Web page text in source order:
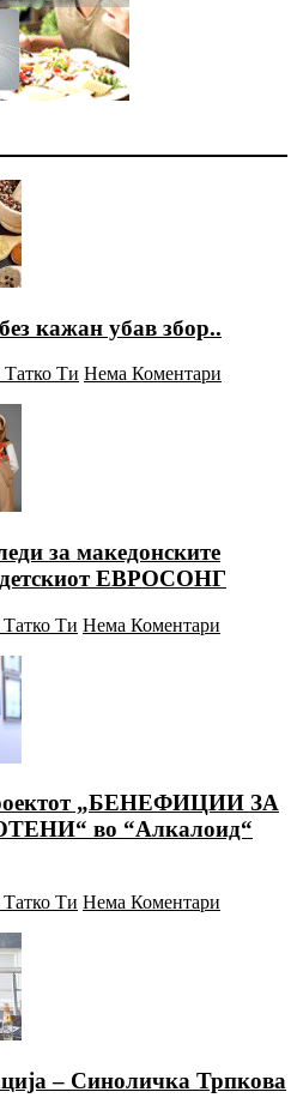
кажан убав збор..
Ти Нема Коментари
за македонските
детскиот ЕВРОСОНГ
Ти Нема Коментари
„БЕНЕФИЦИИ ЗА
во “Алкалоид“
Ти Нема Коментари
– Синоличка Трпкова